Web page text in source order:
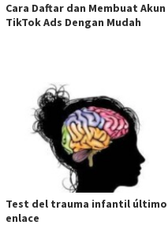
Cara Daftar dan Membuat Akun
TikTok Ads Dengan Mudah
Test del trauma infantil último
enlace